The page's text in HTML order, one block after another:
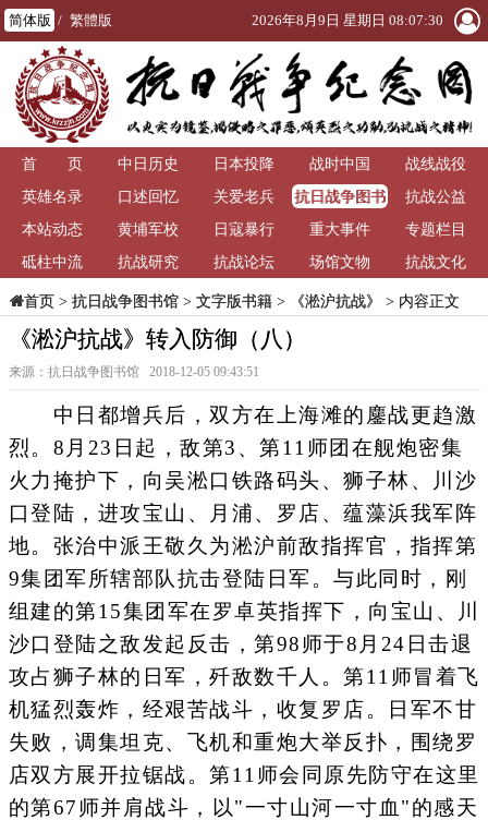
简体版 / 繁體版 2026年8月9日 星期日 08:07:30
首 页 中日历史 日本投降 战时中国
战线战役
英雄名录
口述回忆 关爱老兵
抗日战争图书
馆
抗战公益
本站动态
黄埔军校 日寇暴行 重大事件
专题栏目
砥柱中流
抗战研究 抗战论坛 场馆文物 抗战文化
首页> 抗日战争图书馆> 文字版书籍> 《淞沪抗战》 > 内容正文
《淞沪抗战》转入防御（八）
来源：抗日战争图书馆 2018-12-05 09:43:51
中日都增兵后，双方在上海滩的鏖战更趋激
烈。8月23日起，敌第3、第11师团在舰炮密集
火力掩护下，向吴淞口铁路码头、狮子林、川沙
口登陆，进攻宝山、月浦、罗店、蕴藻浜我军阵
地。张治中派王敬久为淞沪前敌指挥官，指挥第
9集团军所辖部队抗击登陆日军。与此同时，刚
组建的第15集团军在罗卓英指挥下，向宝山、川
沙口登陆之敌发起反击，第98师于8月24日击退
攻占狮子林的日军，歼敌数千人。第11师冒着飞
机猛烈轰炸，经艰苦战斗，收复罗店。日军不甘
失败，调集坦克、飞机和重炮大举反扑，围绕罗
店双方展开拉锯战。第11师会同原先防守在这里
的第67师并肩战斗，以"一寸山河一寸血"的感天